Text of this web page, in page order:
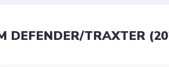
DEFENDER/TRAXTER